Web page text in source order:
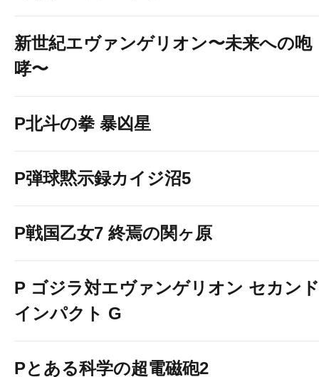
新世紀エヴァンゲリオン〜未来への咆
哮〜
P北斗の拳 暴凶星
P弾球黙示録カイジ沼5
P戦国乙女7 終焉の関ヶ原
P ゴジラ対エヴァンゲリオン セカンド
インパクト G
Pとある科学の超電磁砲2